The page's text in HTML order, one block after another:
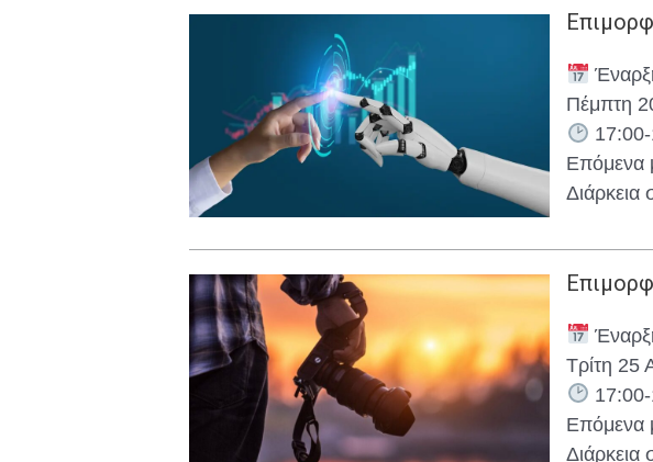
Πέμπτη
Επόμενα
Διάρκεια
Τρίτη 25
Επόμενα
Διάρκεια